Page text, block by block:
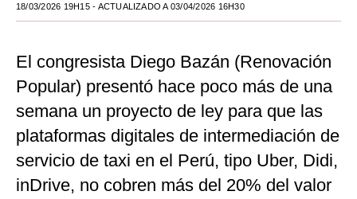
Mundo
México
Internacional
Tecnología
18/03/2026 19H15- ACTUALIZADO A 03/04/2026 16H30
El congresista Diego Bazán (Renovación
Popular) presentó hace poco más de una
semana un proyecto de ley para que las
plataformas digitales de intermediación de
servicio de taxi en el Perú, tipo Uber, Didi,
inDrive, no cobren más del 20% del valor